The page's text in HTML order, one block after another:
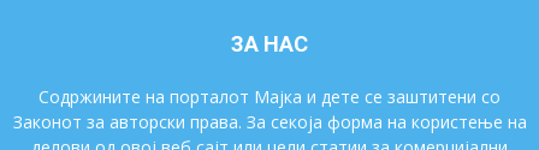
ЗА НАС
Содржините на порталот Мајка и дете се заштитени со
Законот за авторски права. За секоја форма на користење на